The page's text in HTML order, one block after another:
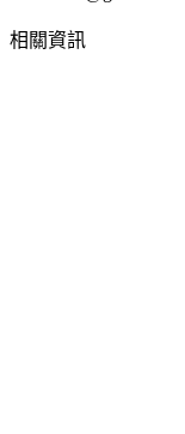
相關資訊